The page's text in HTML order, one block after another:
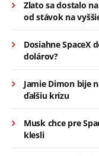
Zlato sa dostalo
od stávok na
Dosiahne SpaceX
dolárov?
Jamie Dimon bije
ďalšiu krízu
Musk chce pre
klesli